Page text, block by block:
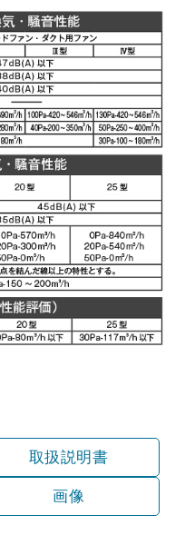
¥7,810（税抜価格 ￥
¥7,810（税抜価格 ￥
¥9,570（税抜価格 ￥
¥10,780（税抜価格 ￥
¥7,810（税抜価格 ￥
¥7,810（税抜価格 ￥
¥9,570（税抜価格 ￥
取扱説明書
画像